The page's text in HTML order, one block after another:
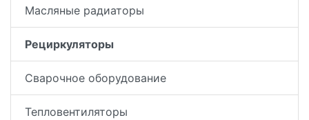
Масляные радиаторы
Рециркуляторы
Сварочное оборудование
Тепловентиляторы